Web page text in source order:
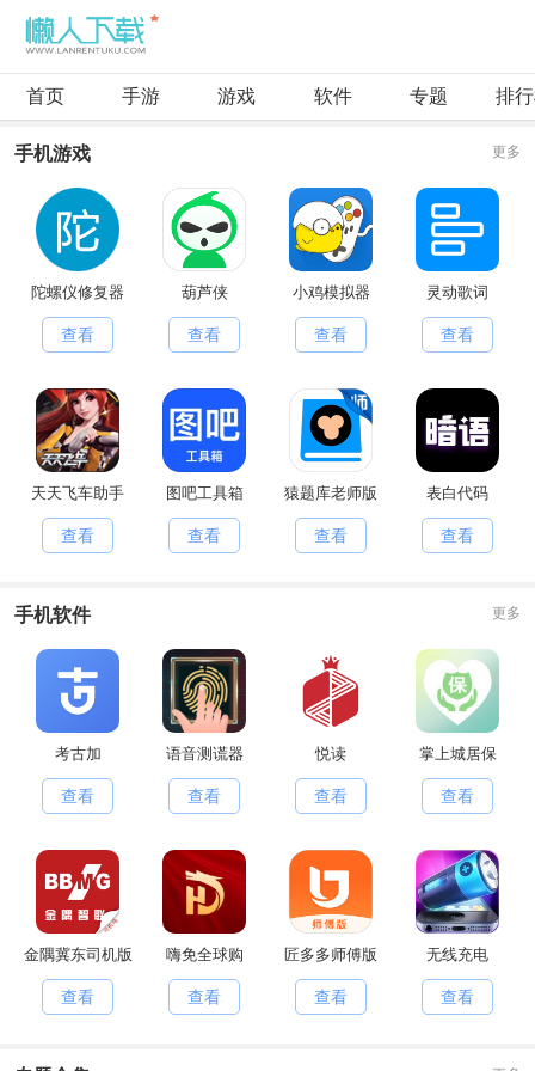
首页 手游 游戏 软件 专题 排
手机游戏 更多
陀螺仪修复器
查看
葫芦侠
查看
小鸡模拟器
查看
灵动歌词
查看
天天飞车助手
查看
图吧工具箱
查看
猿题库老师版
查看
表白代码
查看
手机软件 更多
考古加
查看
语音测谎器
查看
悦读
查看
掌上城居保
查看
金隅冀东司机版
查看
嗨免全球购
查看
匠多多师傅版
查看
无线充电
查看